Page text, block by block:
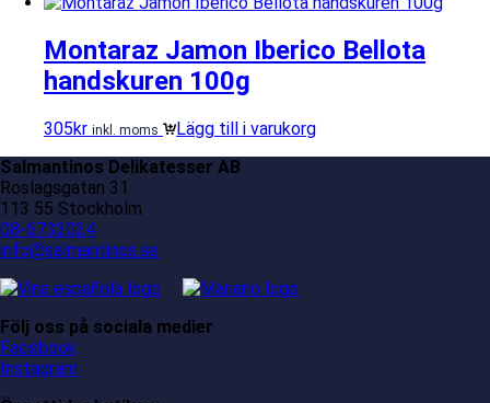
Montaraz Jamon Iberico Bellota
handskuren 100g
305kr inkl. moms
Lägg till i varukorg
Salmantinos Delikatesser AB
Roslagsgatan 31
113 55 Stockholm
08-6732024
info@salmantinos.se
Följ oss på sociala medier
Facebook
Instagram